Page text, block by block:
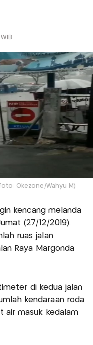
Okezone/Wahyu M)
kencang melanda
(27/12/2019).
ruas jalan
Raya Margonda
di kedua jalan
kendaraan roda
air masuk kedalam